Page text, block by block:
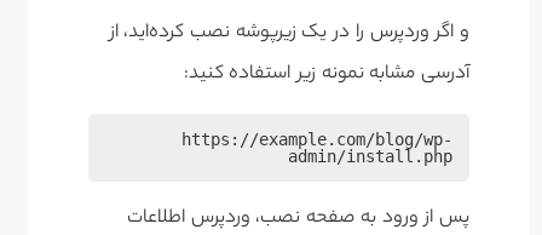
و اگر وردپرس را در یک زیرپوشه نصب کرده‌اید، از
آدرسی مشابه نمونه زیر استفاده کنید:
https://example.com/blog/wp-
admin/install.php
پس از ورود به صفحه نصب، وردپرس اطلاعات